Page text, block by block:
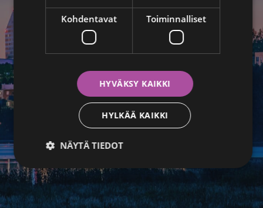
Kohdentavat Toiminnalliset
HYVÄKSY KAIKKI
HYLKÄÄ KAIKKI
NÄYTÄ TIEDOT